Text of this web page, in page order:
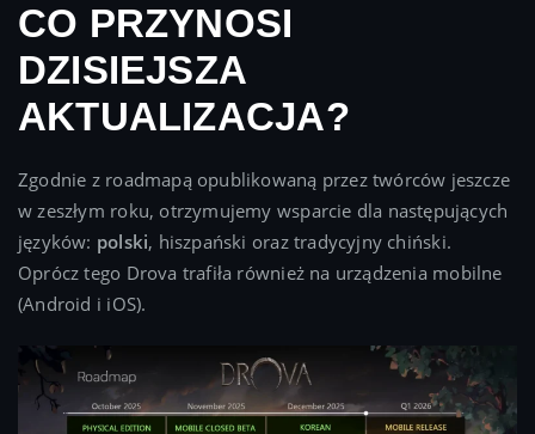
CO PRZYNOSI
DZISIEJSZA
AKTUALIZACJA?
Zgodnie z roadmapą opublikowaną przez twórców jeszcze
w zeszłym roku, otrzymujemy wsparcie dla następujących
języków: polski, hiszpański oraz tradycyjny chiński.
Oprócz tego Drova trafiła również na urządzenia mobilne
(Android i iOS).